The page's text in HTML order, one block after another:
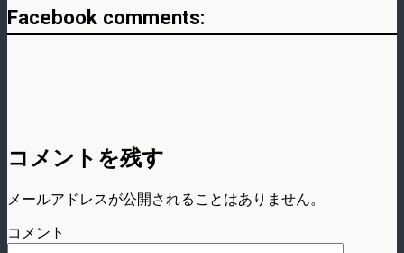
Facebook comments:
コメントを残す
メールアドレスが公開されることはありません。
コメント